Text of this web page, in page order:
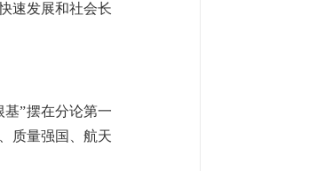
速发展和社会长
”摆在分论第一
质量强国、航天